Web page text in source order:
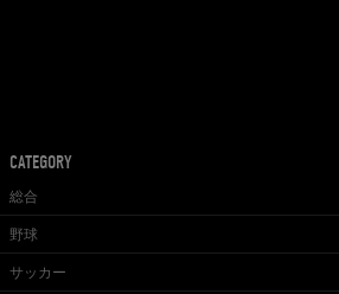
CATEGORY
総合
野球
サッカー